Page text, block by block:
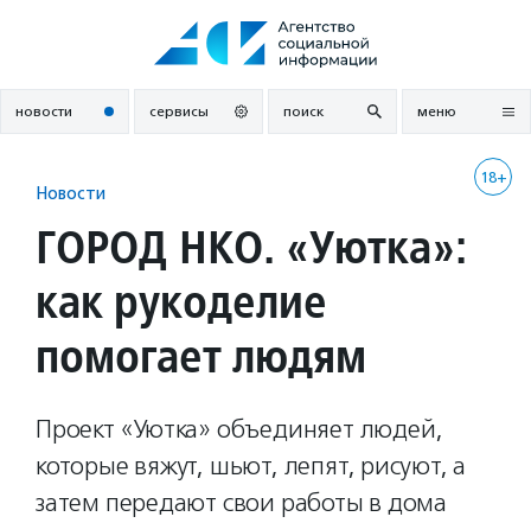
новости сервисы поиск меню
18+
Новости
ГОРОД НКО. «Уютка»:
как рукоделие
помогает людям
Проект «Уютка» объединяет людей,
которые вяжут, шьют, лепят, рисуют, а
затем передают свои работы в дома